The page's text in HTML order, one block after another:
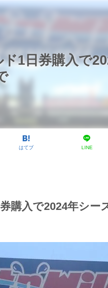
1日券購入で
はてブ LINE
購入で2024年シー